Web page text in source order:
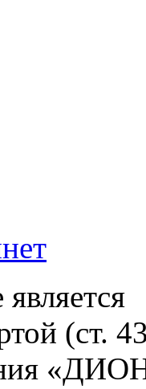
(ст.